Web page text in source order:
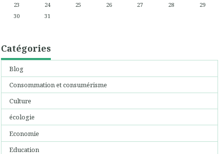
23
24 25 26 27 28
29
30
31
Catégories
Blog
Consommation et consumérisme
Culture
écologie
Economie
Education